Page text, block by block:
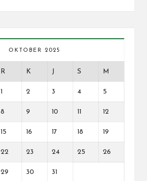
OKTOBER 2025
R K J S M
1 2 3 4 5
8 9 10 11 12
15 16 17 18 19
22 23 24 25 26
29 30 31